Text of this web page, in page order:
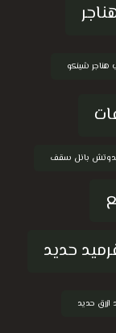
هناجر شينكو
بانل سقف
حديد
ازرق حديد